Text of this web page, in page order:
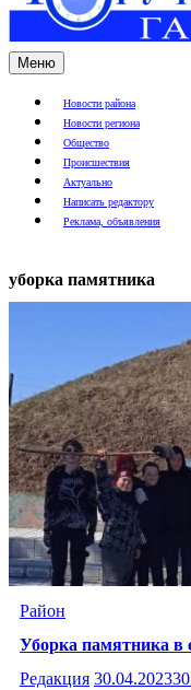
Меню
Новости района
Новости региона
Общество
Происшествия
Актуально
Написать редактору
Реклама, объявления
уборка памятника
Район
Уборка памятника в
Редакция 30.04.2023